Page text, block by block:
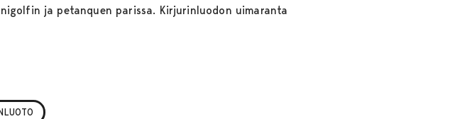
ja petanquen parissa. Kirjurinluodon uimaranta